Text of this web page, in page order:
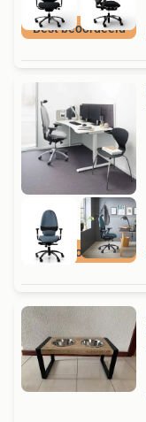
Best beoordeeld
Best beoordeeld